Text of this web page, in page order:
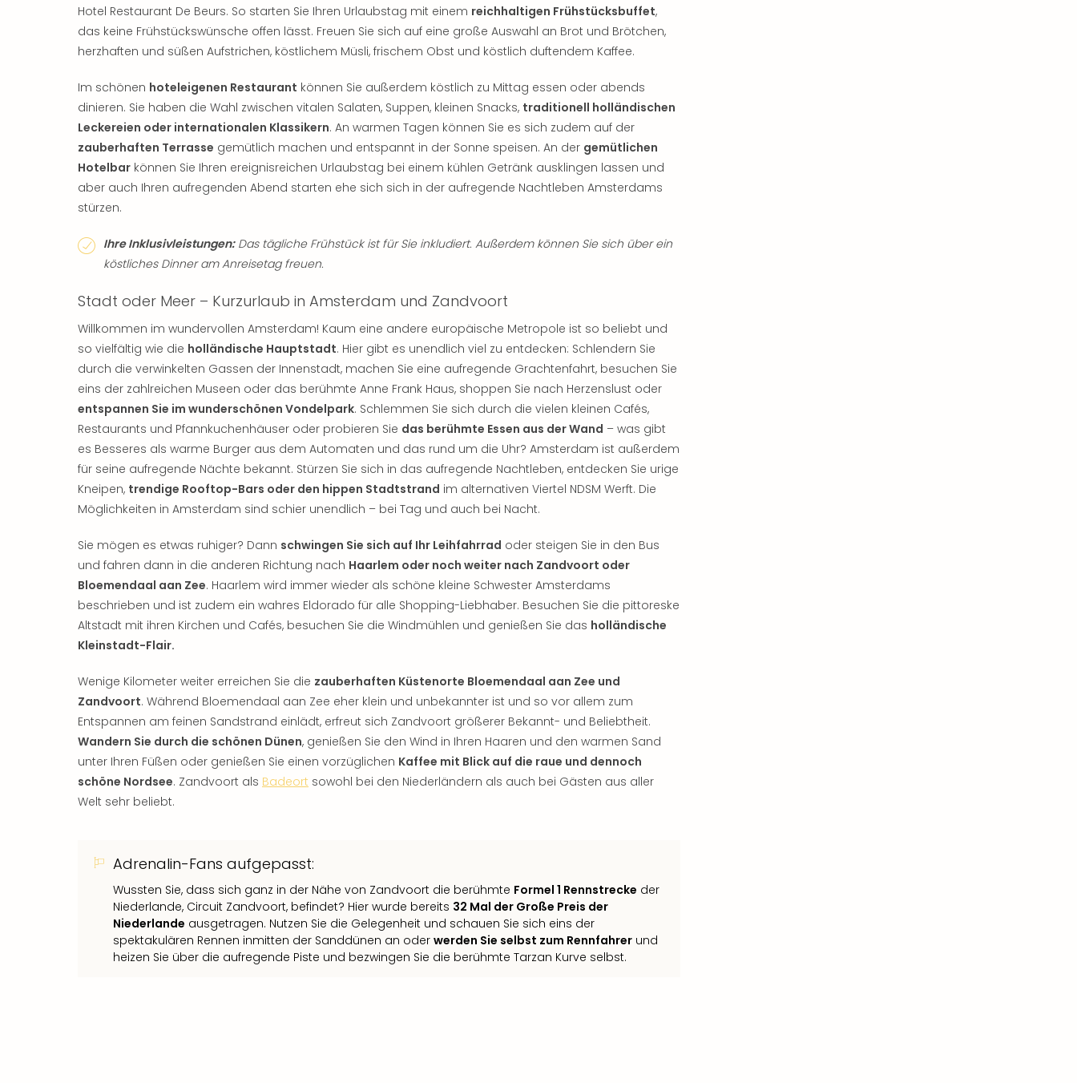
Hotel Restaurant De Beurs. So starten Sie Ihren Urlaubstag mit einem reichhaltigen Frühstücksbuffet,
das keine Frühstückswünsche offen lässt. Freuen Sie sich auf eine große Auswahl an Brot und Brötchen,
herzhaften und süßen Aufstrichen, köstlichem Müsli, frischem Obst und köstlich duftendem Kaffee.
Im schönen hoteleigenen Restaurant können Sie außerdem köstlich zu Mittag essen oder abends
dinieren. Sie haben die Wahl zwischen vitalen Salaten, Suppen, kleinen Snacks, traditionell holländischen
Leckereien oder internationalen Klassikern. An warmen Tagen können Sie es sich zudem auf der
zauberhaften Terrasse gemütlich machen und entspannt in der Sonne speisen. An der gemütlichen
Hotelbar können Sie Ihren ereignisreichen Urlaubstag bei einem kühlen Getränk ausklingen lassen und
aber auch Ihren aufregenden Abend starten ehe sich sich in der aufregende Nachtleben Amsterdams
stürzen.
Ihre Inklusivleistungen:Das tägliche Frühstück ist für Sie inkludiert. Außerdem können Sie sich über ein
köstliches Dinner am Anreisetag freuen.
Stadt oder Meer – Kurzurlaub in Amsterdam und Zandvoort
Willkommen im wundervollen Amsterdam! Kaum eine andere europäische Metropole ist so beliebt und
so vielfältig wie die holländische Hauptstadt. Hier gibt es unendlich viel zu entdecken: Schlendern Sie
durch die verwinkelten Gassen der Innenstadt, machen Sie eine aufregende Grachtenfahrt, besuchen Sie
eins der zahlreichen Museen oder das berühmte Anne Frank Haus, shoppen Sie nach Herzenslust oder
entspannen Sie im wunderschönen Vondelpark. Schlemmen Sie sich durch die vielen kleinen Cafés,
Restaurants und Pfannkuchenhäuser oder probieren Sie das berühmte Essen aus der Wand – was gibt
es Besseres als warme Burger aus dem Automaten und das rund um die Uhr? Amsterdam ist außerdem
für seine aufregende Nächte bekannt. Stürzen Sie sich in das aufregende Nachtleben, entdecken Sie urige
Kneipen, trendige Rooftop-Bars oder den hippen Stadtstrand im alternativen Viertel NDSM Werft. Die
Möglichkeiten in Amsterdam sind schier unendlich – bei Tag und auch bei Nacht.
Sie mögen es etwas ruhiger? Dann schwingen Sie sich auf Ihr Leihfahrrad oder steigen Sie in den Bus
und fahren dann in die anderen Richtung nach Haarlem oder noch weiter nach Zandvoort oder
Bloemendaal aan Zee. Haarlem wird immer wieder als schöne kleine Schwester Amsterdams
beschrieben und ist zudem ein wahres Eldorado für alle Shopping-Liebhaber. Besuchen Sie die pittoreske
Altstadt mit ihren Kirchen und Cafés, besuchen Sie die Windmühlen und genießen Sie das holländische
Kleinstadt-Flair.
Wenige Kilometer weiter erreichen Sie die zauberhaften Küstenorte Bloemendaal aan Zee und
Zandvoort. Während Bloemendaal aan Zee eher klein und unbekannter ist und so vor allem zum
Entspannen am feinen Sandstrand einlädt, erfreut sich Zandvoort größerer Bekannt- und Beliebtheit.
Wandern Sie durch die schönen Dünen, genießen Sie den Wind in Ihren Haaren und den warmen Sand
unter Ihren Füßen oder genießen Sie einen vorzüglichen Kaffee mit Blick auf die raue und dennoch
schöne Nordsee. Zandvoort als Badeort sowohl bei den Niederländern als auch bei Gästen aus aller
Welt sehr beliebt.
Adrenalin-Fans aufgepasst:
Wussten Sie, dass sich ganz in der Nähe von Zandvoort die berühmte Formel 1 Rennstrecke der
Niederlande, Circuit Zandvoort, befindet? Hier wurde bereits 32 Mal der Große Preis der
Niederlande ausgetragen. Nutzen Sie die Gelegenheit und schauen Sie sich eins der
spektakulären Rennen inmitten der Sanddünen an oder werden Sie selbst zum Rennfahrer und
heizen Sie über die aufregende Piste und bezwingen Sie die berühmte Tarzan Kurve selbst.